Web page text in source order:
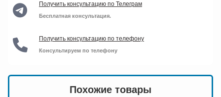
Получить консультацию по Телеграм
Бесплатная консультация.
Получить консультацию по телефону
Консультируем по телефону
Похожие товары